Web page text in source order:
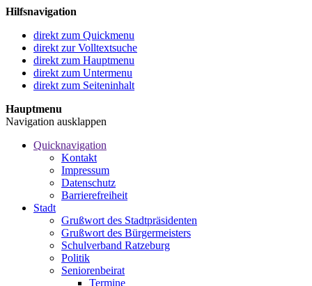
Hilfsnavigation
direkt zum Quickmenu
direkt zur Volltextsuche
direkt zum Hauptmenu
direkt zum Untermenu
direkt zum Seiteninhalt
Hauptmenu
Navigation ausklappen
Quicknavigation
Kontakt
Impressum
Datenschutz
Barrierefreiheit
Stadt
Grußwort des Stadtpräsidenten
Grußwort des Bürgermeisters
Schulverband Ratzeburg
Politik
Seniorenbeirat
Termine